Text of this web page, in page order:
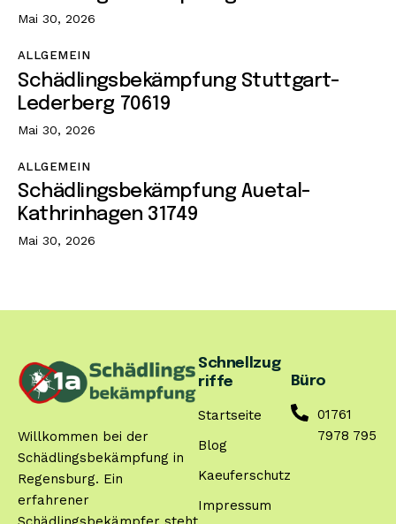
Mai 30, 2026
ALLGEMEIN
Schädlingsbekämpfung Stuttgart-
Lederberg 70619
Mai 30, 2026
ALLGEMEIN
Schädlingsbekämpfung Auetal-
Kathrinhagen 31749
Mai 30, 2026
Willkommen bei der
Schädlingsbekämpfung in
Regensburg. Ein
erfahrener
Schnellzug
riffe
Startseite
Blog
Kaeuferschutz
Impressum
Büro
01761
7978 795